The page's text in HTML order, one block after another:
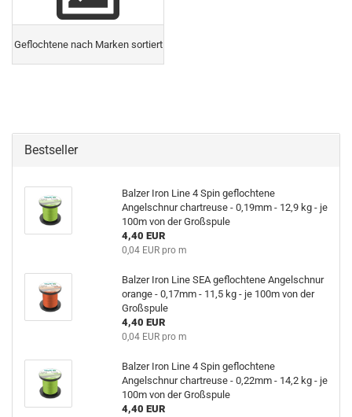
Geflochtene nach Marken sortiert
Bestseller
Balzer Iron Line 4 Spin geflochtene
Angelschnur chartreuse - 0,19mm - 12,9 kg - je
100m von der Großspule
4,40 EUR
0,04 EUR pro m
Balzer Iron Line SEA geflochtene Angelschnur
orange - 0,17mm - 11,5 kg - je 100m von der
Großspule
4,40 EUR
0,04 EUR pro m
Balzer Iron Line 4 Spin geflochtene
Angelschnur chartreuse - 0,22mm - 14,2 kg - je
100m von der Großspule
4,40 EUR